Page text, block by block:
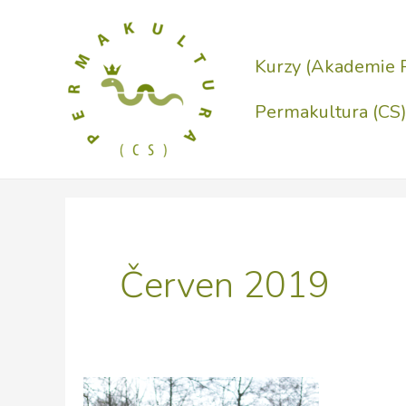
Kurzy (Akademie
Permakultura (CS)
Červen 2019